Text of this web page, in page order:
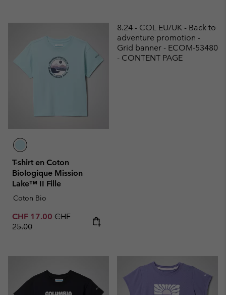
T-shirt en Coton
Biologique Mission
Lake™ II Fille
Coton Bio
Sale price:
CHF 17.00 Regular price:
CHF
25.00
8.24 - COL EU/UK - Back to
adventure promotion -
Grid banner - ECOM-53480
- CONTENT PAGE